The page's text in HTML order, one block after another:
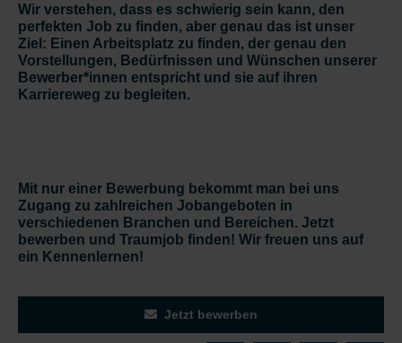
Wir verstehen, dass es schwierig sein kann, den
perfekten Job zu finden, aber genau das ist unser
Ziel: Einen Arbeitsplatz zu finden, der genau den
Vorstellungen, Bedürfnissen und Wünschen unserer
Bewerber*innen entspricht und sie auf ihren
Karriereweg zu begleiten.
Mit nur einer Bewerbung bekommt man bei uns
Zugang zu zahlreichen Jobangeboten in
verschiedenen Branchen und Bereichen. Jetzt
bewerben und Traumjob finden! Wir freuen uns auf
ein Kennenlernen!
Jetzt bewerben